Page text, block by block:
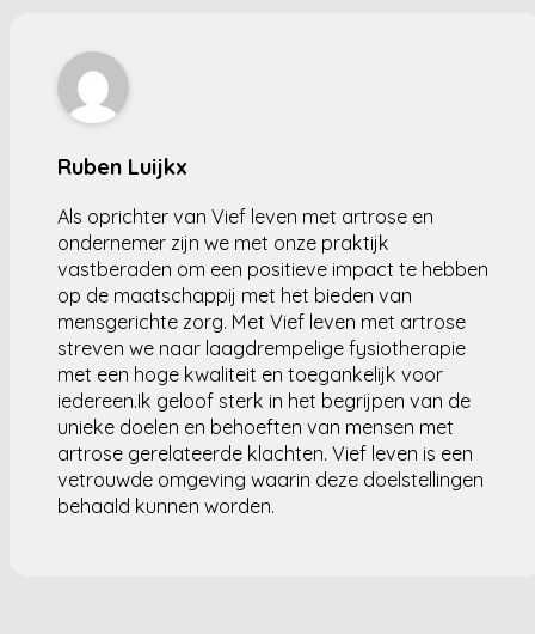
Ruben Luijkx
Als oprichter van Vief leven met artrose en
ondernemer zijn we met onze praktijk
vastberaden om een positieve impact te hebben
op de maatschappij met het bieden van
mensgerichte zorg. Met Vief leven met artrose
streven we naar laagdrempelige fysiotherapie
met een hoge kwaliteit en toegankelijk voor
iedereen.Ik geloof sterk in het begrijpen van de
unieke doelen en behoeften van mensen met
artrose gerelateerde klachten. Vief leven is een
vetrouwde omgeving waarin deze doelstellingen
behaald kunnen worden.